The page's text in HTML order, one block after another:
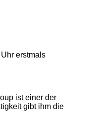
erstmals
ist einer der
gibt ihm die